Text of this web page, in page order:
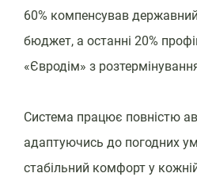
60% компенсував
бюджет, а останні 20%
«Євродім» з
Система працює повністю
адаптуючись до погодних
стабільний комфорт у